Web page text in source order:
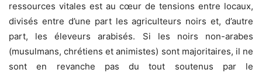
ressources vitales est au cœur de tensions entre locaux,
divisés entre d’une part les agriculteurs noirs et, d’autre
part, les éleveurs arabisés. Si les noirs non-arabes
(musulmans, chrétiens et animistes) sont majoritaires, il ne
sont en revanche pas du tout soutenus par le